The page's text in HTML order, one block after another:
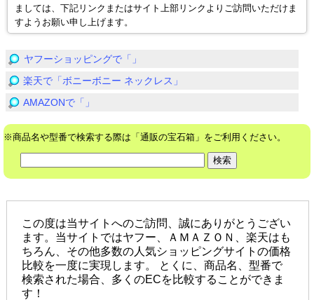
ましては、下記リンクまたはサイト上部リンクよりご訪問いただけま
すようお願い申し上げます。
ヤフーショッピングで「」
楽天で「ボニーボニー ネックレス」
AMAZONで「」
※商品名や型番で検索する際は「通販の宝石箱」をご利用ください。
この度は当サイトへのご訪問、誠にありがとうござい
ます。当サイトではヤフー、ＡＭＡＺＯＮ、楽天はも
ちろん、その他多数の人気ショッピングサイトの価格
比較を一度に実現します。 とくに、商品名、型番で
検索された場合、多くのECを比較することができま
す！